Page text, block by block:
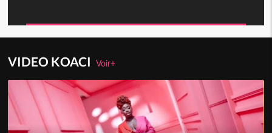
VIDEO KOACIVoir+